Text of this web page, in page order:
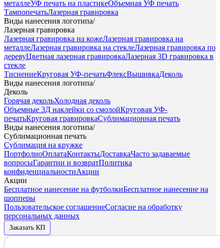
металлеУФ печать на пластикеОбъемная УФ печать
ТампопечатьЛазерная гравировка
Виды нанесения логотипа/
Лазерная гравировка
Лазерная гравировка на кожеЛазерная гравировка на
металлеЛазерная гравировка на стеклеЛазерная гравировка по
деревуЦветная лазерная гравировкаЛазерная 3D гравировка в
стекле
ТиснениеКруговая УФ-печатьФлексВышивкаДеколь
Виды нанесения логотипа/
Деколь
Горячая декольХолодная деколь
Объемные 3Д наклейки со смолойКруговая УФ-
печатьКруговая гравировкаСублимационная печать
Виды нанесения логотипа/
Сублимационная печать
Сублимация на кружке
ПортфолиоОплатаКонтактыДоставкаЧасто задаваемые
вопросыГарантии и возвратПолитика
конфиденциальностиАкции
Акции
Бесплатное нанесение на футболкиБесплатное нанесение на
шопперы
Пользовательское соглашениеСогласие на обработку
персональных данных
Заказать КП